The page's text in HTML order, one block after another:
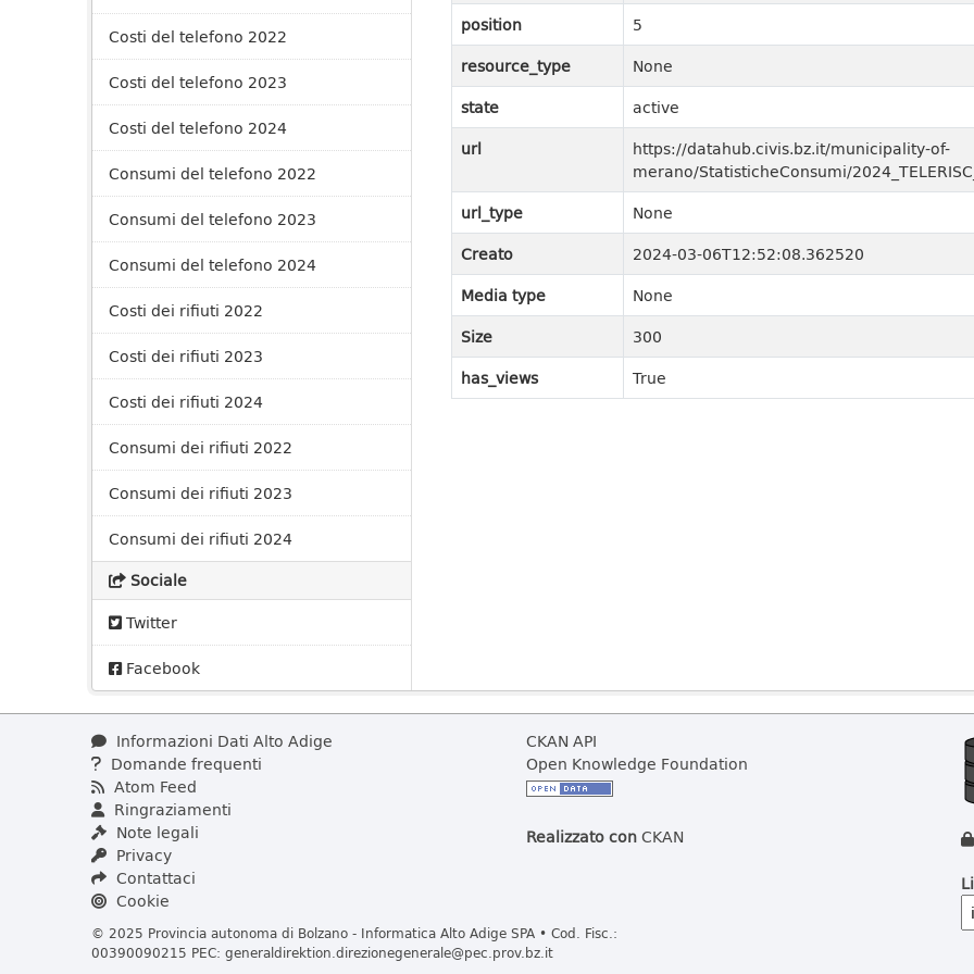
Costi del telefono 2022
Costi del telefono 2023
Costi del telefono 2024
Consumi del telefono 2022
Consumi del telefono 2023
Consumi del telefono 2024
Costi dei rifiuti 2022
Costi dei rifiuti 2023
Costi dei rifiuti 2024
Consumi dei rifiuti 2022
Consumi dei rifiuti 2023
Consumi dei rifiuti 2024
Sociale
Twitter
Facebook
position
5
resource_type
None
state
active
url
https://datahub.civis.bz.it/municipality-of-
merano/StatisticheConsumi/
url_type
None
Creato
2024-03-06T12:52:08.362520
Media type
None
Size
300
has_views
True
Informazioni Dati Alto Adige
Domande frequenti
Atom Feed
Ringraziamenti
Note legali
Privacy
Contattaci
Cookie
© 2025 Provincia autonoma di Bolzano - Informatica Alto Adige SPA • Cod. Fisc.:
00390090215 PEC: generaldirektion.direzionegenerale@pec.prov.bz.it
CKAN API
Open Knowledge Foundation
Realizzato conCKAN